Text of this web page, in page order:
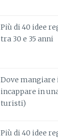
Più di 40 idee
tra 30 e 35 anni
Dove mangiare
incappare in
turisti)
Più di 40 idee